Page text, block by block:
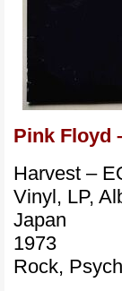
Pink Floyd
Harvest –
Vinyl, LP,
Japan
1973
Rock,